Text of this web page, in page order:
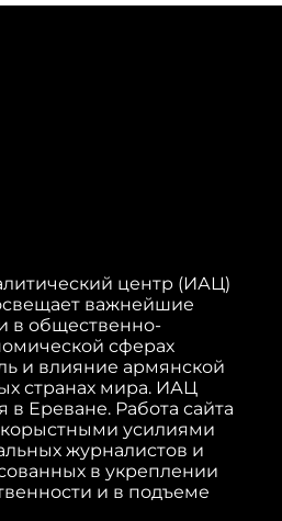
центр (ИАЦ)
важнейшие
в общественно-
сферах
и влияние армянской
странах мира. ИАЦ
в Ереване. Работа сайта
усилиями
журналистов и
в укреплении
и в подъеме